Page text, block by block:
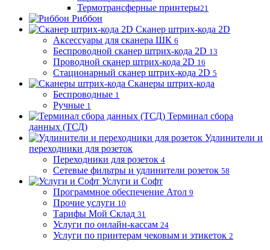
Термотрансферные принтеры21
Риббон
Сканер штрих-кода 2D
Аксессуары для сканера ШК 6
Беспроводной сканер штрих-кода 2D 13
Проводной сканер штрих-кода 2D 16
Стационарный сканер штрих-кода 2D 5
Сканеры штрих-кода
Беспроводные 1
Ручные 1
Терминал сбора
данных (ТСД)
Удлинители и
переходники для розеток
Переходники для розеток 4
Сетевые фильтры и удлинители розеток 58
Услуги и Софт
Программное обеспечение Атол 9
Прочие услуги 10
Тарифы Мой Склад 31
Услуги по онлайн-кассам 24
Услуги по принтерам чековым и этикеток 2